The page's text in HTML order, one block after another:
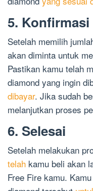
5. Konfirmasi
Setelah memilih
akan diminta untuk
Pastikan kamu telah
diamond yang ingin
dibayar. Jika sudah
melanjutkan proses
6. Selesai
Setelah melakukan
telah kamu beli akan
Free Fire kamu.